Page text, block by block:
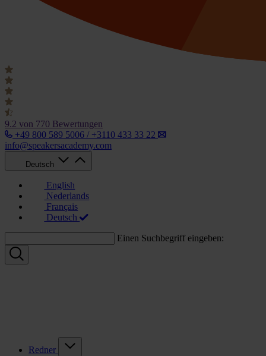
9.2 von 770 Bewertungen
+49 800 589 5006 / +3110 433 33 22
info@speakersacademy.com
Deutsch
English
Nederlands
Français
Deutsch
Einen Suchbegriff eingeben:
Redner